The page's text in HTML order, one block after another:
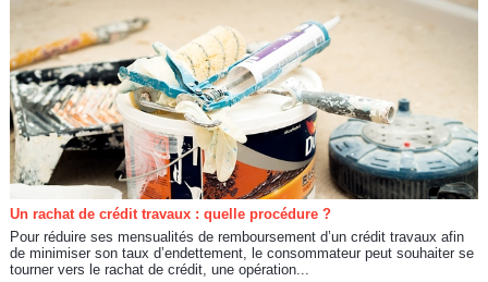
Un rachat de crédit travaux : quelle procédure ?
Pour réduire ses mensualités de remboursement d’un crédit travaux afin
de minimiser son taux d’endettement, le consommateur peut souhaiter se
tourner vers le rachat de crédit, une opération...